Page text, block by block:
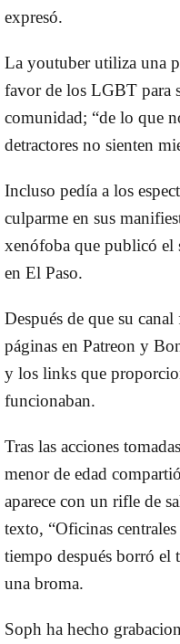
expresó.
La youtuber utiliza una
favor de los LGBT para
comunidad; “de lo que
detractores no sienten
Incluso pedía a los
culparme en sus
xenófoba que publicó el
en El Paso.
Después de que su
páginas en Patreon y
y los links que
funcionaban.
Tras las acciones
menor de edad
aparece con un rifle de
texto, “Oficinas
tiempo después borró el
una broma.
Soph ha hecho